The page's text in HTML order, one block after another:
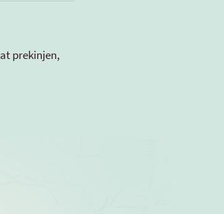
prekinjen,